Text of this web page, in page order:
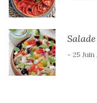
- 25 Juin